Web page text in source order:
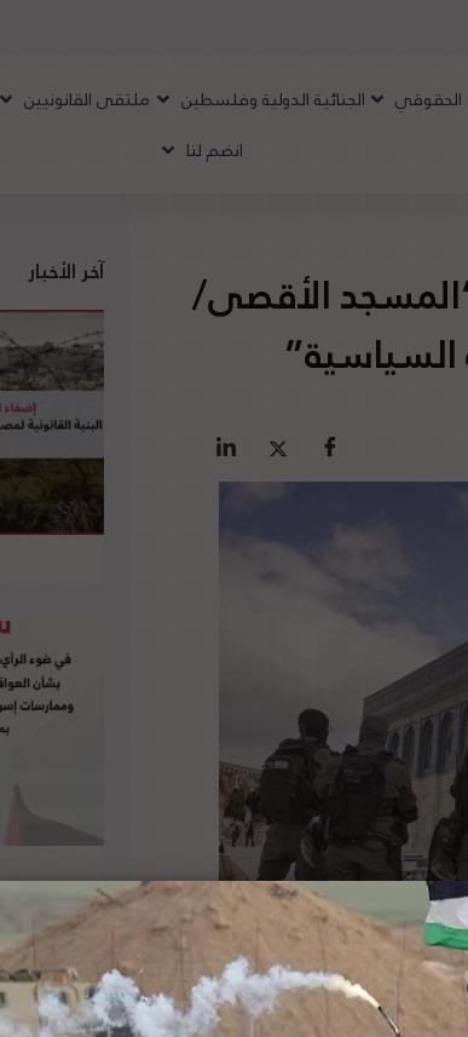
الحقوقي الجنائية الدولية وفلسطين ملتقى القانونيين
انضم لنا
الأقصى/
السياسية”
المجلد الثالث، العدد الخاص لعام
آخر الأخبار